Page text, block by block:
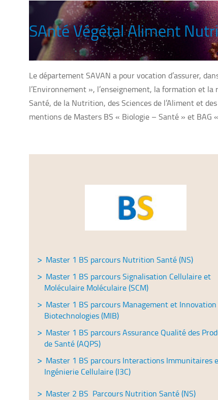
SAnté Végétal Aliment
Le département SAVAN a pour vocation d’assurer,
l’Environnement », l’enseignement, la formation et
Santé, de la Nutrition, des Sciences de l’Aliment et
mentions de Masters BS « Biologie – Santé » et BAG
Master 1 BS parcours Nutrition Santé (NS)
Master 1 BS parcours Signalisation Cellulaire et
Moléculaire Moléculaire (SCM)
Master 1 BS parcours Management et Innovation
Biotechnologies (MIB)
Master 1 BS parcours Assurance Qualité des
de Santé (AQPS)
Master 1 BS parcours Interactions Immunitaires
Ingénierie Cellulaire (I3C)
Master 2 BS Parcours Nutrition Santé (NS)